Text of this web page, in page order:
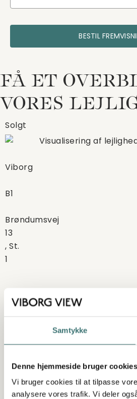
Samtykke
Denne hjemmeside bruger cookies
Vi bruger cookies til at tilpasse
analysere vores trafik. Vi deler
BESTIL
FÅ ET
VORES
Solgt
Viborg
B1
Brøndumsvej
13
, St.
1
3 værelser
SE